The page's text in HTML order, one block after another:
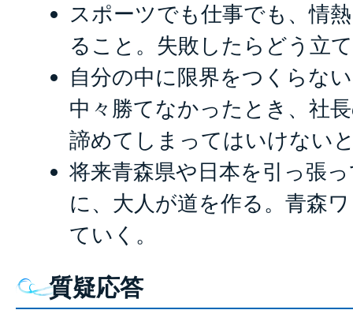
スポーツでも仕事でも、情
ること。失敗したらどう立
自分の中に限界をつくらな
中々勝てなかったとき、社
諦めてしまってはいけない
将来青森県や日本を引っ張
に、大人が道を作る。青森
ていく。
質疑応答